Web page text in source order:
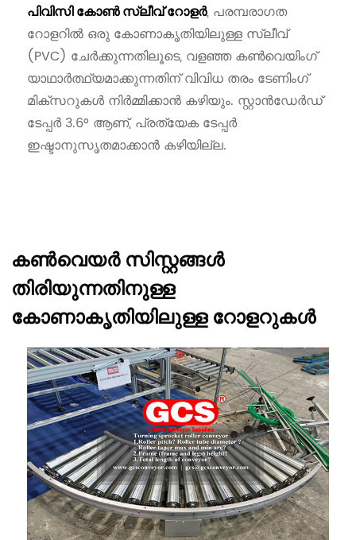
പിവിസി കോൺ സ്ലീവ് റോളർ, പരമ്പരാഗത
റോളറിൽ ഒരു കോണാകൃതിയിലുള്ള സ്ലീവ്
(PVC) ചേർക്കുന്നതിലൂടെ, വളഞ്ഞ കൺവെയിംഗ്
യാഥാർത്ഥ്യമാക്കുന്നതിന് വിവിധ തരം ടേണിംഗ്
മിക്സറുകൾ നിർമ്മിക്കാൻ കഴിയും. സ്റ്റാൻഡേർഡ്
ടേപ്പർ 3.6° ആണ്, പ്രത്യേക ടേപ്പർ
ഇഷ്ടാനുസൃതമാക്കാൻ കഴിയില്ല.
കൺവെയർ സിസ്റ്റങ്ങൾ
തിരിയുന്നതിനുള്ള
കോണാകൃതിയിലുള്ള റോളറുകൾ